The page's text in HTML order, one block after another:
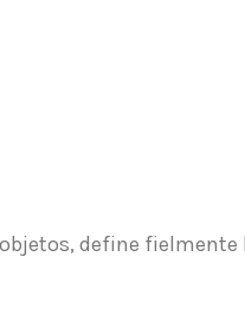
define fielmente